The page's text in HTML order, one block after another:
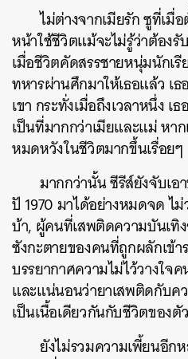
ไม่ต่างจากเมียรัก ซูที่เมื่
หน้าใช้ชีวิตแม้จะไม่รู้ว่าต้อง
เมื่อชีวิตคัดสรรชายหนุ่มนักเ
ทหารผ่านศึกมาให้เธอแล้ว เ
เขา กระทั่งเมื่อถึงเวลาหนึ่ง เ
เป็นที่มากกว่าเมียและแม่ ห
หมดหวังในชีวิตมากขึ้นเรื่อยๆ
มากกว่านั้น ซีรีส์ยังจับเอ
ปั 1970 มาได้อย่างหมดจด ไ
บ้า, ผู้คนที่เสพติดความบันเทิ
ซังกะตายของคนที่ถูกผลักเข้า
บรรยากาศความไม่ไว้วางใจ
และแน่นอนว่ายาเสพติดกับค
เป็นเนื้อเดียวกันกับชีวิตของตั
ยังไม่รวมความเพี้ยนอีก